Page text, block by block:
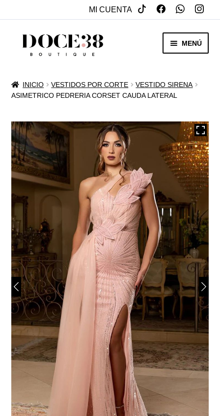
MI CUENTA
SALTAR
MENÚ
VENTA
REBAJAS
VESTIDOS DE NOVIA
OTROS
MENÚ
HIJO
ACCESORIOS
INICIO VESTIDOS POR CORTE
VESTIDO SIRENA
ASIMETRICO PEDRERIA CORSET CAUDA LATERAL